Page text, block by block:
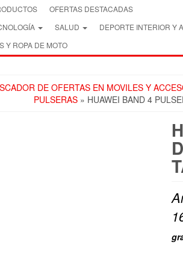
OFERTAS DESTACADAS
SALUD
DEPORTE INTERIOR Y
Y ROPA DE MOTO
DE OFERTAS EN MOVILES Y
PULSERAS » HUAWEI BAND 4